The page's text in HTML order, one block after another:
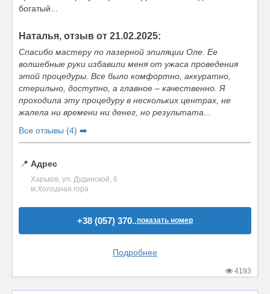
богатый...
Наталья, отзыв от 21.02.2025:
Спасибо мастеру по лазерной эпиляции Оле. Ее
волшебные руки избавили меня от ужаса проведения
этой процедуры. Все было комфортно, аккуратно,
стерильно, доступно, а главное – качественно. Я
проходила эту процедуру в нескольких центрах, не
жалела ни времени ни денег, но результата...
Все отзывы (4) ➡️
📍 Адрес
Харьков, ул. Дудинской, 6
м.Холодная гора
+38 (057) 370..показать номер
Подробнее
4193